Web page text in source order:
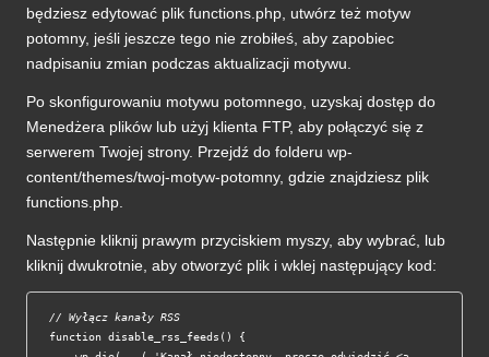
będziesz edytować plik functions.php, utwórz też motyw
potomny, jeśli jeszcze tego nie zrobiłeś, aby zapobiec
nadpisaniu zmian podczas aktualizacji motywu.
Po skonfigurowaniu motywu potomnego, uzyskaj dostęp do
Menedżera plików lub użyj klienta FTP, aby połączyć się z
serwerem Twojej strony. Przejdź do folderu wp-
content/themes/twoj-motyw-potomny, gdzie znajdziesz plik
functions.php.
Następnie kliknij prawym przyciskiem myszy, aby wybrać, lub
kliknij dwukrotnie, aby otworzyć plik i wklej następujący kod:
// Wyłącz kanały RSS
function disable_rss_feeds() {